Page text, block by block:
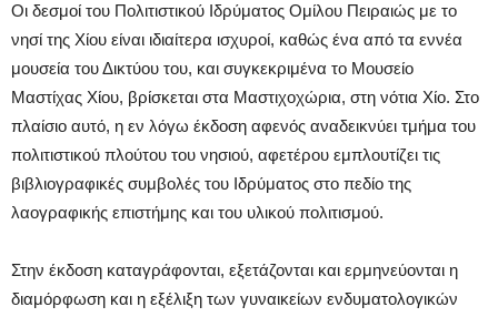
Οι δεσμοί του Πολιτιστικού Ιδρύματος Ομίλου Πειραιώς με το
νησί της Χίου είναι ιδιαίτερα ισχυροί, καθώς ένα από τα εννέα
μουσεία του Δικτύου του, και συγκεκριμένα το Μουσείο
Μαστίχας Χίου, βρίσκεται στα Μαστιχοχώρια, στη νότια Χίο. Στο
πλαίσιο αυτό, η εν λόγω έκδοση αφενός αναδεικνύει τμήμα του
πολιτιστικού πλούτου του νησιού, αφετέρου εμπλουτίζει τις
βιβλιογραφικές συμβολές του Ιδρύματος στο πεδίο της
λαογραφικής επιστήμης και του υλικού πολιτισμού.
Στην έκδοση καταγράφονται, εξετάζονται και ερμηνεύονται η
διαμόρφωση και η εξέλιξη των γυναικείων ενδυματολογικών